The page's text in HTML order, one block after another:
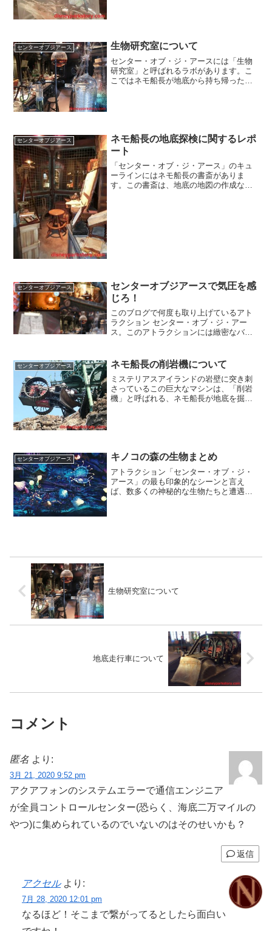
センターオブジアース 生物研究室について
センター・オブ・ジ・アースには「生物
研究室」と呼ばれるラボがあります。こ
こではネモ船長が地底から持ち帰ったも
センターオブジアース
ネモ船長の地底探検に関するレポ
ート
「センター・オブ・ジ・アース」のキュ
ーラインにはネモ船長の書斎がありま
す。この書斎は、地底の地図の作成な
センターオブジアース
センターオブジアースで気圧を感
じろ！
このブログで何度も取り上げているアト
ラクション センター・オブ・ジ・アー
ス。このアトラクションには緻密なバッ
点を当てて掘り下げます。ご存知の通
り、センター・オブ・ジ・ア...
センターオブジアース ネモ船長の削岩機について
ミステリアスアイランドの岩壁に突き刺
さっているこの巨大なマシンは、「削岩
機」と呼ばれる、ネモ船長が地底を掘り
センターオブジアース キノコの森の生物まとめ
アトラクション「センター・オブ・ジ・
アース」の最も印象的なシーンと言え
ば、数多くの神秘的な生物たちと遭遇す
生物研究室について
地底走行車について
コメント
匿名 より:
3月 21, 2020 9:52 pm
アクアフォンのシステムエラーで通信エンジニア
が全員コントロールセンター(恐らく、海底二万マイルの
やつ)に集められているのでいないのはそのせいかも？
返信
アクセル より:
7月 28, 2020 12:01 pm
なるほど！そこまで繋がってるとしたら面白い